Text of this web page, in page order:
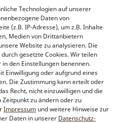
Technologien auf unserer
Daten von
(z.B. IP-Adresse), um z.B. Inhalte
Medien von Drittanbietern
Website zu analysieren. Die
gesetzte Cookies. Wir teilen
den Einstellungen benennen.
Einwilligung oder aufgrund eines
Die Zustimmung kann erteilt oder
Recht, nicht einzuwilligen und die
zu ändern oder zu
Impressum und weitere Hinweise zur
Daten in unserer Daten­schutz­